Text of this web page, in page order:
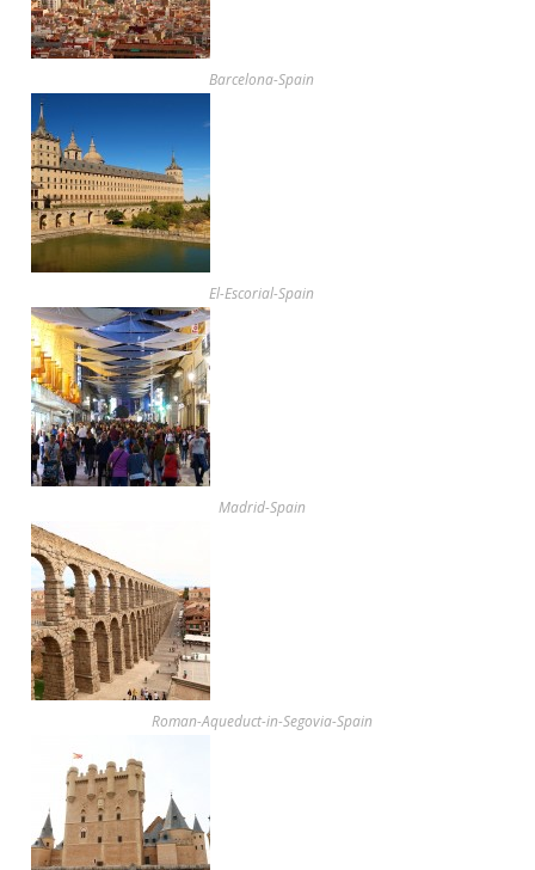
Barcelona-Spain
El-Escorial-Spain
Madrid-Spain
Roman-Aqueduct-in-Segovia-Spain